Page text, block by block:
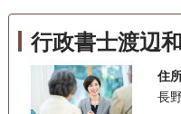
行政書士渡辺
住
長